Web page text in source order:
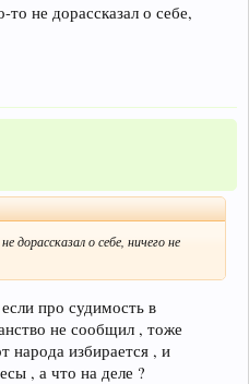
не дорассказал о себе,
о себе, ничего не
про судимость в
не сообщил , тоже
народа избирается , и
, а что на деле ?